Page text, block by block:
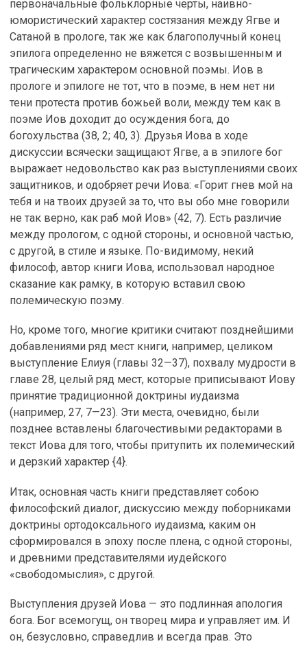
первоначальные фольклорные черты, наивно-
юмористический характер состязания между Ягве и
Сатаной в прологе, так же как благополучный конец
эпилога определенно не вяжется с возвышенным и
трагическим характером основной поэмы. Иов в
прологе и эпилоге не тот, что в поэме, в нем нет ни
тени протеста против божьей воли, между тем как в
поэме Иов доходит до осуждения бога, до
богохульства (38, 2; 40, 3). Друзья Иова в ходе
дискуссии всячески защищают Ягве, а в эпилоге бог
выражает недовольство как раз выступлениями своих
защитников, и одобряет речи Иова: «Горит гнев мой на
тебя и на твоих друзей за то, что вы обо мне говорили
не так верно, как раб мой Иов» (42, 7). Есть различие
между прологом, с одной стороны, и основной частью,
с другой, в стиле и языке. По-видимому, некий
философ, автор книги Иова, использовал народное
сказание как рамку, в которую вставил свою
полемическую поэму.
Но, кроме того, многие критики считают позднейшими
добавлениями ряд мест книги, например, целиком
выступление Елиуя (главы 32—37), похвалу мудрости в
главе 28, целый ряд мест, которые приписывают Иову
принятие традиционной доктрины иудаизма
(например, 27, 7—23). Эти места, очевидно, были
позднее вставлены благочестивыми редакторами в
текст Иова для того, чтобы притупить их полемический
и дерзкий характер {4}.
Итак, основная часть книги представляет собою
философский диалог, дискуссию между поборниками
доктрины ортодоксального иудаизма, каким он
сформировался в эпоху после плена, с одной стороны,
и древними представителями иудейского
«свободомыслия», с другой.
Выступления друзей Иова — это подлинная апология
бога. Бог всемогущ, он творец мира и управляет им. И
он, безусловно, справедлив и всегда прав. Это